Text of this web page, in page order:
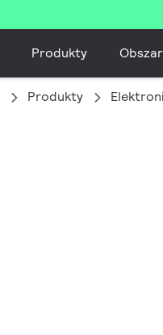
Produkty
Produkty